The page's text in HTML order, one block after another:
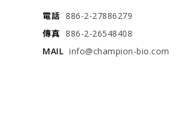
電話 886-2-27886279
傳真 886-2-26548408
MAIL info@champion-bio.com